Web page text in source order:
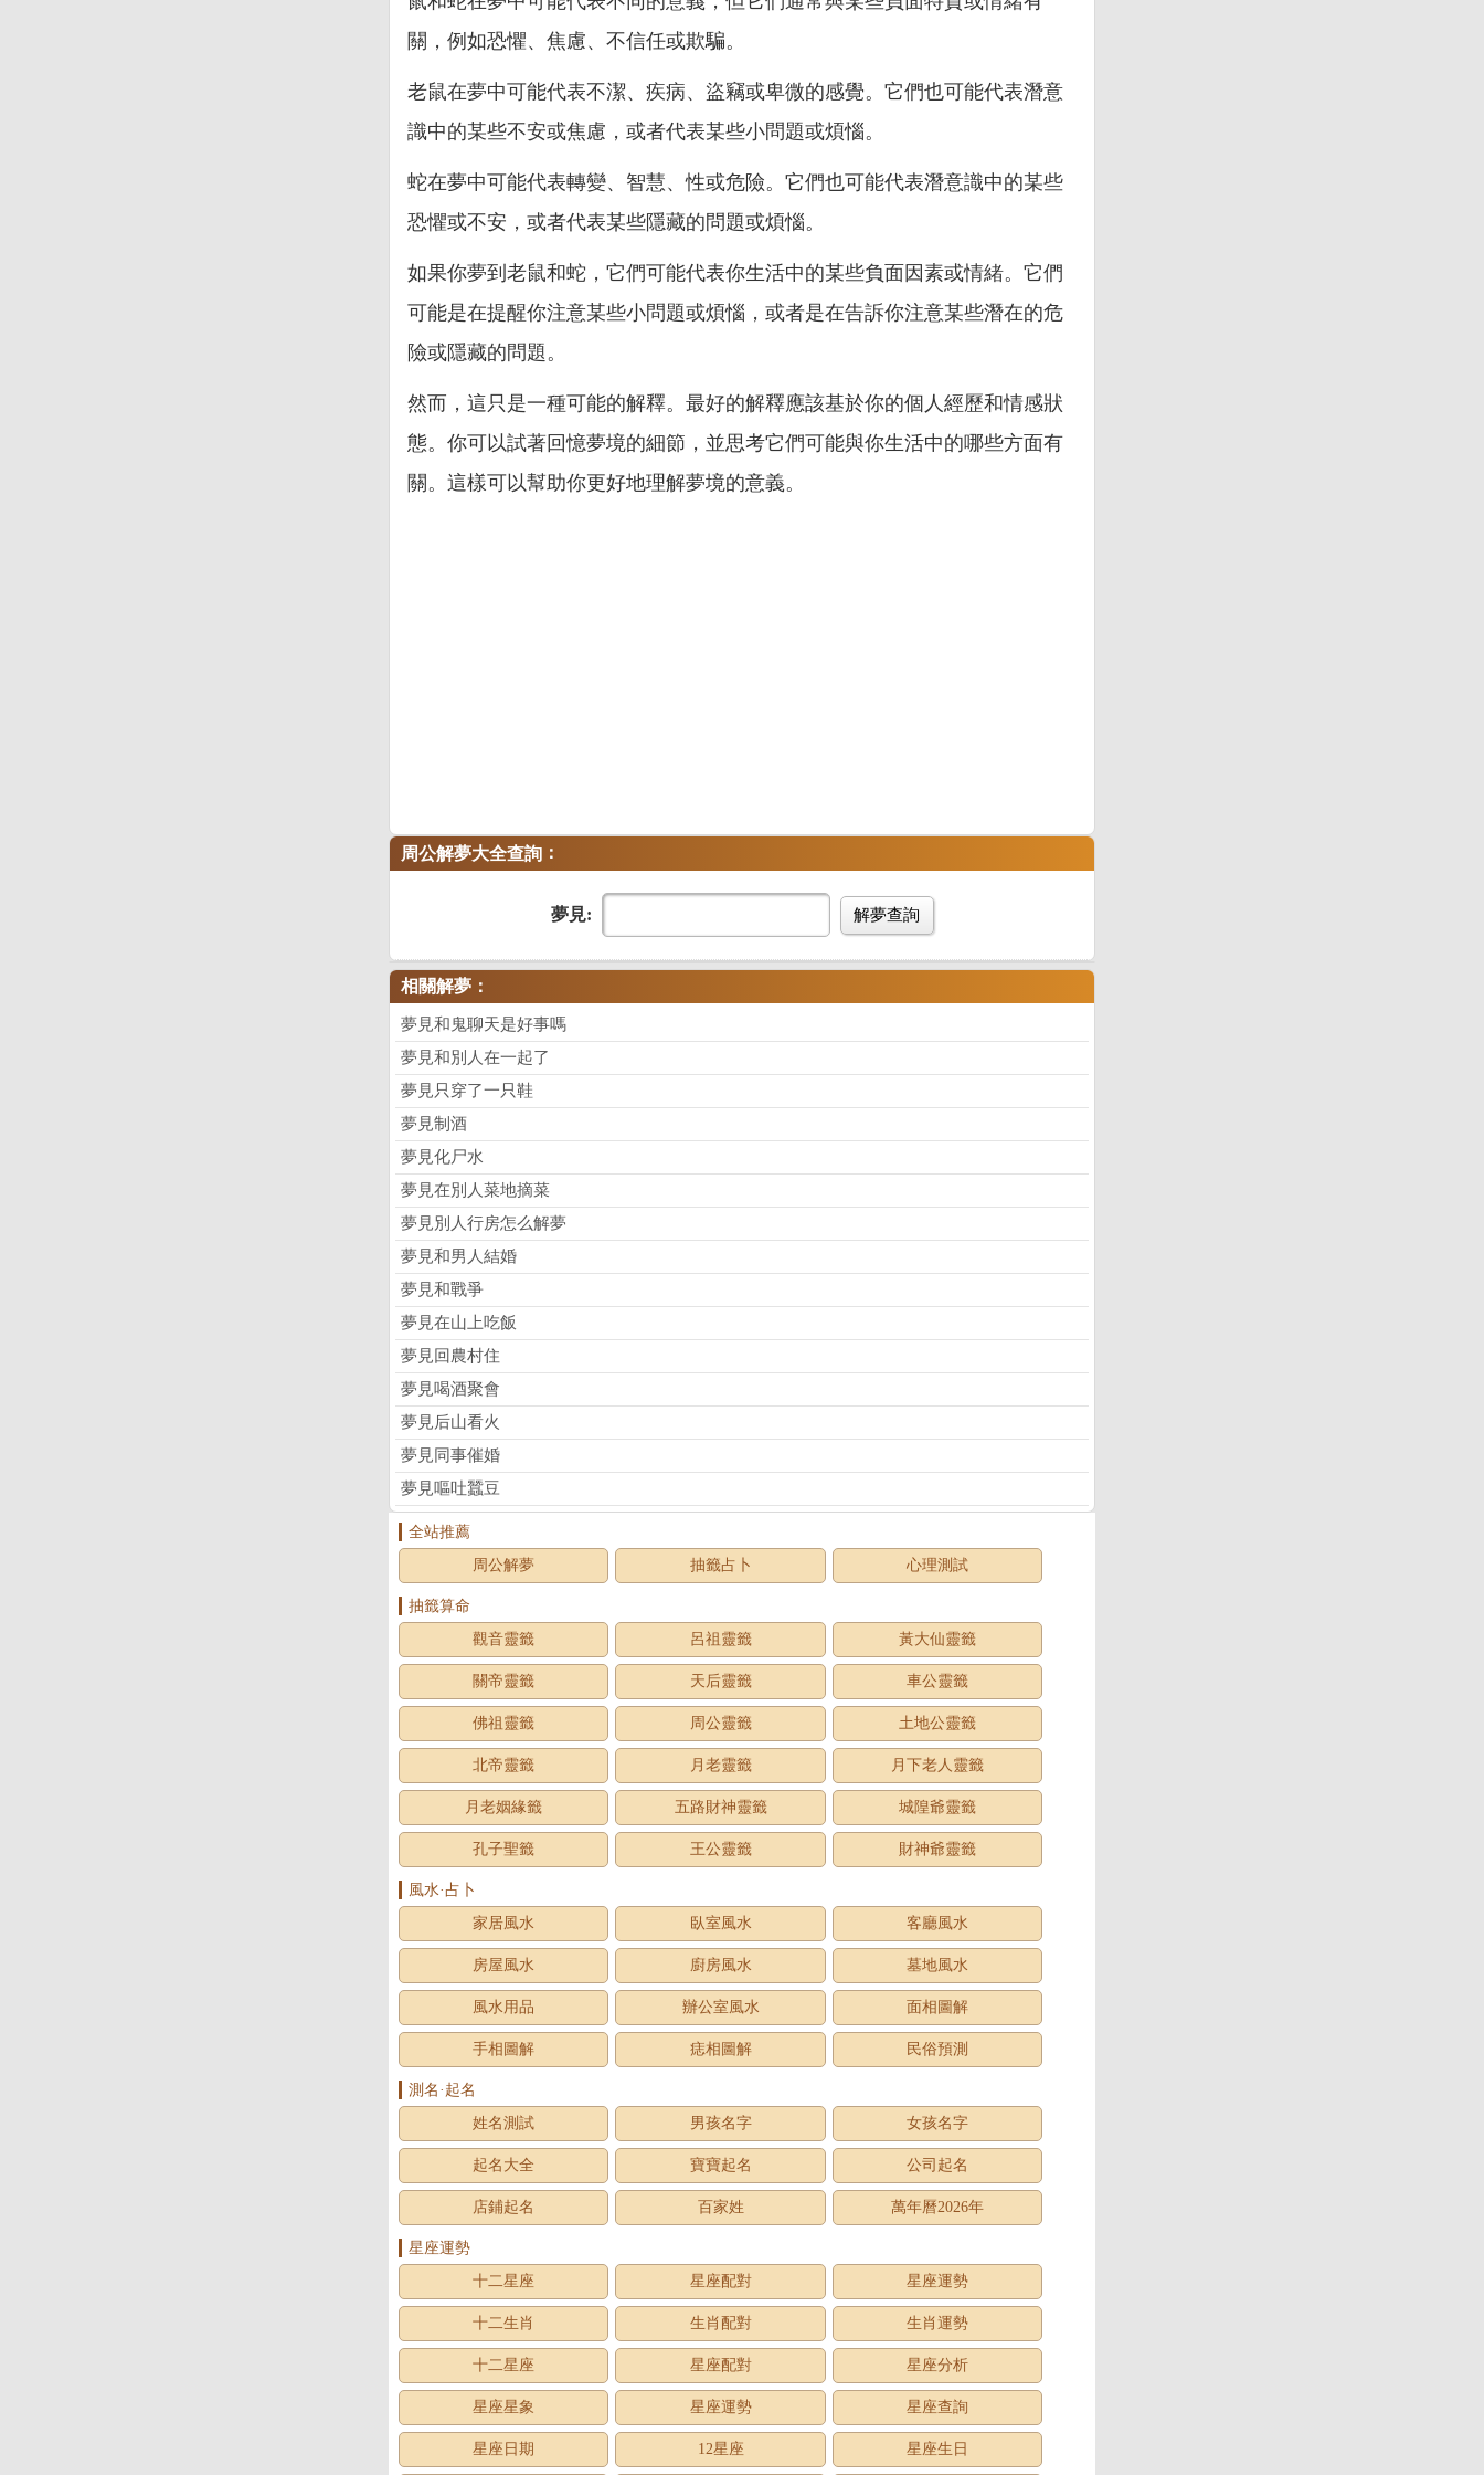
關，例如恐懼、焦慮、不信任或欺騙。
老鼠在夢中可能代表不潔、疾病、盜竊或卑微的感覺。它們也可能代表潛意
識中的某些不安或焦慮，或者代表某些小問題或煩惱。
蛇在夢中可能代表轉變、智慧、性或危險。它們也可能代表潛意識中的某些
恐懼或不安，或者代表某些隱藏的問題或煩惱。
如果你夢到老鼠和蛇，它們可能代表你生活中的某些負面因素或情緒。它們
可能是在提醒你注意某些小問題或煩惱，或者是在告訴你注意某些潛在的危
險或隱藏的問題。
然而，這只是一種可能的解釋。最好的解釋應該基於你的個人經歷和情感狀
態。你可以試著回憶夢境的細節，並思考它們可能與你生活中的哪些方面有
關。這樣可以幫助你更好地理解夢境的意義。
周公解夢大全查詢 ：
夢見: 解夢查詢
相關解夢：
夢見和鬼聊天是好事嗎
夢見和別人在一起了
夢見只穿了一只鞋
夢見制酒
夢見化尸水
夢見在別人菜地摘菜
夢見別人行房怎么解夢
夢見和男人結婚
夢見和戰爭
夢見在山上吃飯
夢見回農村住
夢見喝酒聚會
夢見后山看火
夢見同事催婚
夢見嘔吐蠶豆
全站推薦
周公解夢
抽籤占卜 心理測試
抽籤算命
觀音靈籤
呂祖靈籤 黃大仙靈籤
關帝靈籤 天后靈籤 車公靈籤
佛祖靈籤 周公靈籤 土地公靈籤
北帝靈籤 月老靈籤 月下老人靈籤
月老姻緣籤 五路財神靈籤 城隍爺靈籤
孔子聖籤 王公靈籤 財神爺靈籤
風水·占卜
家居風水
臥室風水 客廳風水
房屋風水 廚房風水 墓地風水
風水用品 辦公室風水 面相圖解
手相圖解 痣相圖解 民俗預測
測名·起名
姓名測試
男孩名字 女孩名字
起名大全 寶寶起名 公司起名
店鋪起名 百家姓 萬年曆2026年
星座運勢
十二星座
星座配對 星座運勢
十二生肖 生肖配對 生肖運勢
十二星座 星座配對 星座分析
星座星象 星座運勢 星座查詢
星座日期 12星座 星座生日